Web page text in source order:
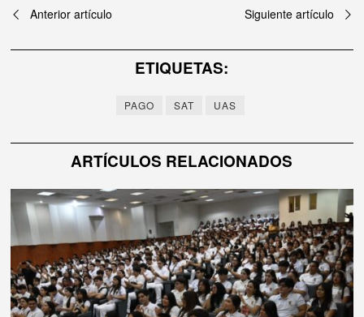
Navegación
de
Anterior artículo Siguiente artículo
ETIQUETAS:
PAGO SAT UAS
ARTÍCULOS RELACIONADOS